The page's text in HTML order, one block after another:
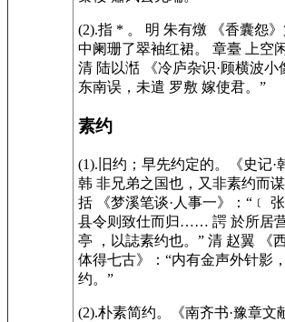
(2).指 * 。 明 朱有燉 《香囊怨
中阑珊了翠袖红裙。 章臺 上空
清 陆以湉 《冷庐杂识·顾横波小
东南误，未遣 罗敷 嫁使君。”
素约
(1).旧约；早先约定的。《史记·
韩 非兄弟之国也，又非素约而
括 《梦溪笔谈·人事一》：“﹝
县令则致仕而归…… 諤 於所居
亭 ，以誌素约也。” 清 赵翼 《
体得七古》：“内有金声外针影
约。”
(2).朴素简约。《南齐书·豫章文